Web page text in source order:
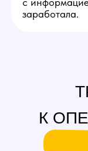
Базово понимать
английский